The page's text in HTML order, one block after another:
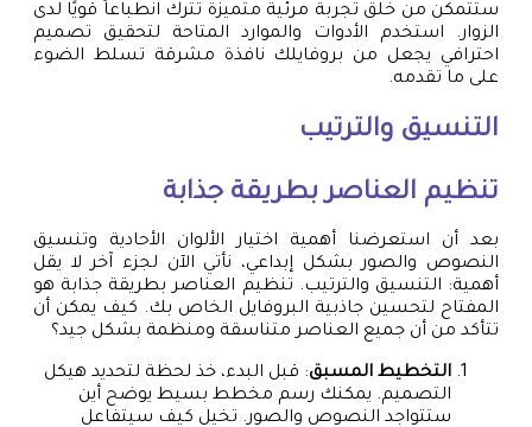
ستتمكن من خلق تجربة مرئية متميزة تترك انطباعاً قويًا لدى
الزوار. استخدم الأدوات والموارد المتاحة لتحقيق تصميم
احترافي يجعل من بروفايلك نافذة مشرقة تسلط الضوء
على ما تقدمه.
التنسيق والترتيب
تنظيم العناصر بطريقة جذابة
بعد أن استعرضنا أهمية اختيار الألوان الأحادية وتنسيق
النصوص والصور بشكل إبداعي، نأتي الآن لجزء آخر لا يقل
أهمية: التنسيق والترتيب. تنظيم العناصر بطريقة جذابة هو
المفتاح لتحسين جاذبية البروفايل الخاص بك. كيف يمكن أن
تتأكد من أن جميع العناصر متناسقة ومنظمة بشكل جيد؟
التخطيط المسبق: قبل البدء، خذ لحظة لتحديد هيكل
التصميم. يمكنك رسم مخطط بسيط يوضح أين
ستتواجد النصوص والصور. تخيل كيف سيتفاعل